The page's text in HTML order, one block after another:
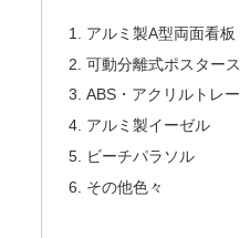
アルミ製A型両面看板
可動分離式ポスター
ABS・アクリルトレ
アルミ製イーゼル
ビーチパラソル
その他色々